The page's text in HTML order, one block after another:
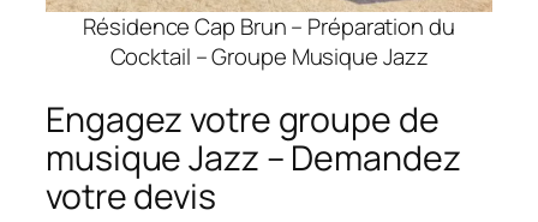
Résidence Cap Brun – Préparation du
Cocktail – Groupe Musique Jazz
Engagez votre groupe de
musique Jazz – Demandez
votre devis